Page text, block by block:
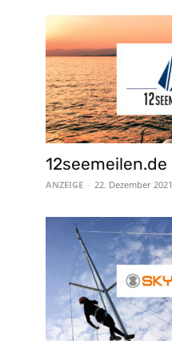
12seemeilen.de
ANZEIGE - 22. Dezember 2021